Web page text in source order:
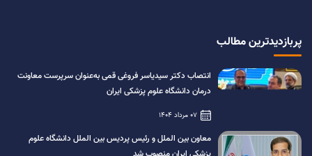
پربازدیدترین مطالب
انتصاب دکتر سیدیاسر فروغی قمی به‌عنوان سرپرست معاونت
درمان دانشگاه علوم پزشکی ایران
07 مرداد 1404
معاون بین الملل و رئیس پردیس بین الملل دانشگاه علوم